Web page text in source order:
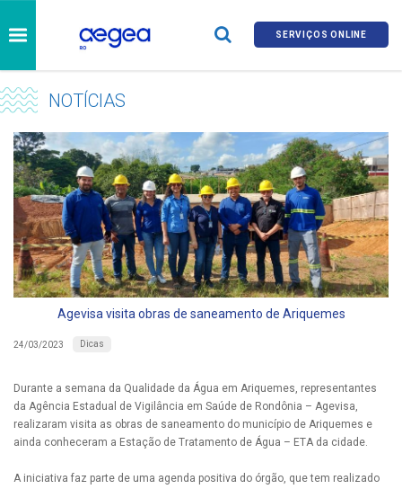
SERVIÇOS ONLINE
NOTÍCIAS
Agevisa visita obras de saneamento de Ariquemes
24/03/2023 Dicas
Durante a semana da Qualidade da Água em Ariquemes, representantes
da Agência Estadual de Vigilância em Saúde de Rondônia – Agevisa,
realizaram visita as obras de saneamento do município de Ariquemes e
ainda conheceram a Estação de Tratamento de Água – ETA da cidade.
A iniciativa faz parte de uma agenda positiva do órgão, que tem realizado